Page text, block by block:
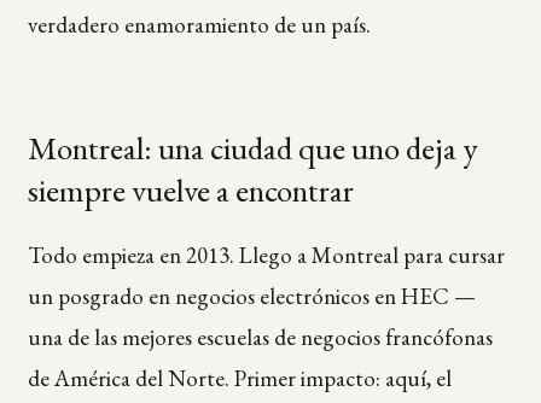
verdadero enamoramiento de un país.
Montreal: una ciudad que uno deja y
siempre vuelve a encontrar
Todo empieza en 2013. Llego a Montreal para cursar
un posgrado en negocios electrónicos en HEC —
una de las mejores escuelas de negocios francófonas
de América del Norte. Primer impacto: aquí, el